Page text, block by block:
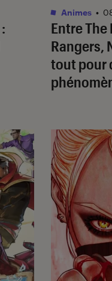
:
EntreThe
Rangers,
tout pour
Animes •